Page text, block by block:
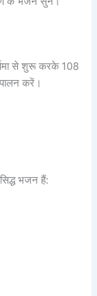
से शुरू करके 108
करें।
भजन हैं: